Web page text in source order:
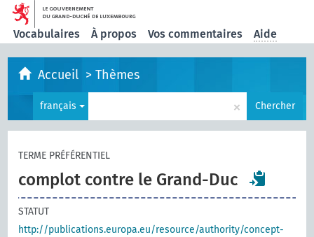
Vocabulaires À propos Vos commentaires Aide
Accueil >Thèmes
français × Chercher
TERME PRÉFÉRENTIEL
complot contre le Grand-Duc
STATUT
http://publications.europa.eu/resource/authority/concept-